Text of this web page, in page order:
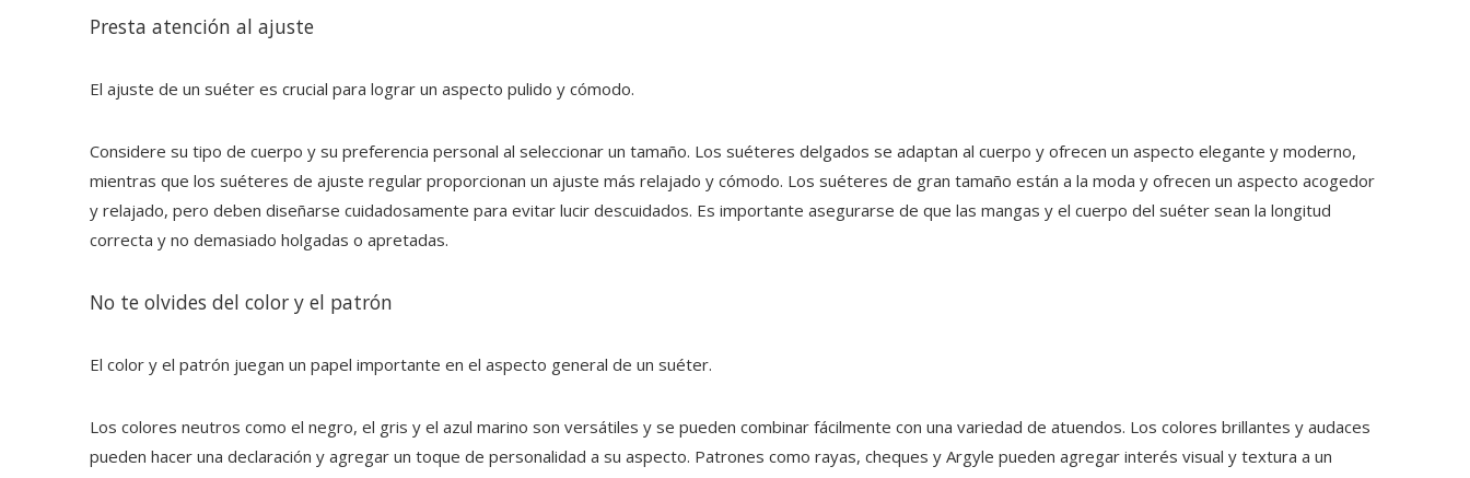
Presta atención al ajuste
El ajuste de un suéter es crucial para lograr un aspecto pulido y cómodo.
Considere su tipo de cuerpo y su preferencia personal al seleccionar un tamaño. Los suéteres delgados se adaptan al cuerpo y ofrecen un aspecto elegante y moderno,
mientras que los suéteres de ajuste regular proporcionan un ajuste más relajado y cómodo. Los suéteres de gran tamaño están a la moda y ofrecen un aspecto acogedor
y relajado, pero deben diseñarse cuidadosamente para evitar lucir descuidados. Es importante asegurarse de que las mangas y el cuerpo del suéter sean la longitud
correcta y no demasiado holgadas o apretadas.
No te olvides del color y el patrón
El color y el patrón juegan un papel importante en el aspecto general de un suéter.
Los colores neutros como el negro, el gris y el azul marino son versátiles y se pueden combinar fácilmente con una variedad de atuendos. Los colores brillantes y audaces
pueden hacer una declaración y agregar un toque de personalidad a su aspecto. Patrones como rayas, cheques y Argyle pueden agregar interés visual y textura a un